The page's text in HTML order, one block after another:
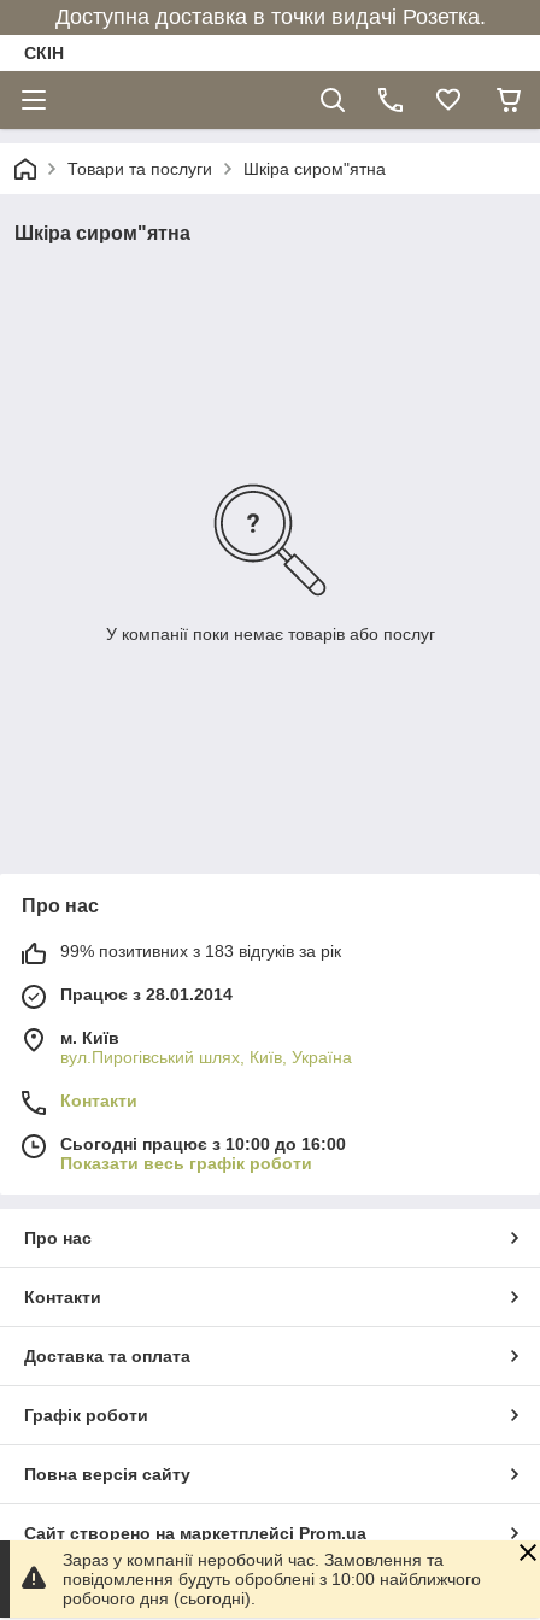
Доступна доставка в точки видачі Розетка.
СКІН
Товари та послуги Шкіра сиром"ятна
Шкіра сиром"ятна
У компанії поки немає товарів або послуг
Про нас
99% позитивних з 183 відгуків за рік
Працює з 28.01.2014
м. Київ
вул.Пирогівський шлях, Київ, Україна
Контакти
Сьогодні працює з 10:00 до 16:00
Показати весь графік роботи
Про нас
Контакти
Доставка та оплата
Графік роботи
Повна версія сайту
Сайт створено на маркетплейсі Prom.ua
Політика конфіденційності
Зараз у компанії неробочий час. Замовлення та
повідомлення будуть оброблені з 10:00 найближчого
робочого дня (сьогодні).